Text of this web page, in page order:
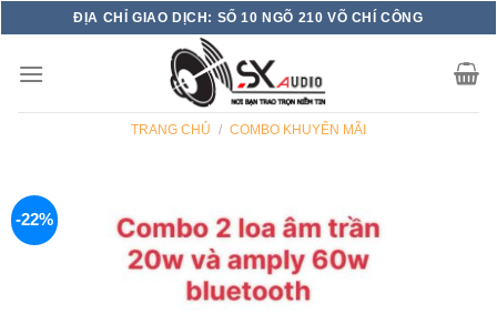
to
content
ĐỊA CHỈ GIAO DỊCH: SỐ 10 NGÕ 210 VÕ CHÍ CÔNG
TRANG CHỦ / COMBO KHUYẾN MÃI
-22%